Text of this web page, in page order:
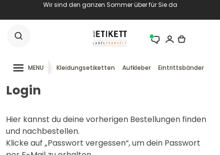
Wir sind den ganzen Sommer über für Sie da
MENU Kleidungsetiketten Aufkleber Eintrittsbänder
Login
Hier kannst du deine vorherigen Bestellungen finden
und nachbestellen.
Klicke auf „Passwort vergessen“, um dein Passwort